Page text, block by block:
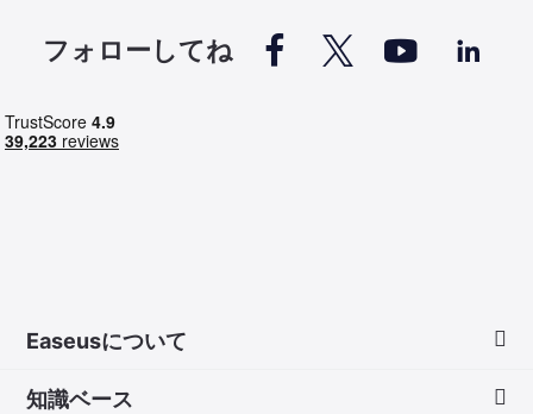
フォローしてね    
Easeusについて
知識ベース